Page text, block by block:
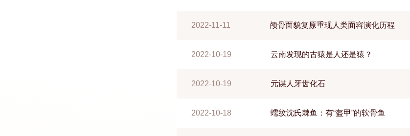
2022-11-11 颅骨面貌复原重现人类面容演化历程
2022-10-19 云南发现的古猿是人还是猿？
2022-10-19 元谋人牙齿化石
2022-10-18 蠕纹沈氏棘鱼：有“盔甲”的软骨鱼